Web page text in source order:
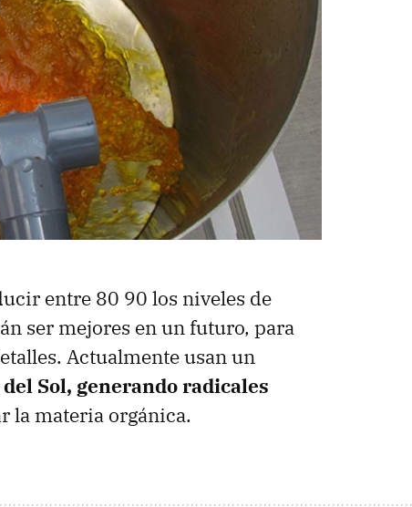
entre 80 90 los niveles de
ser mejores en un futuro, para
Actualmente usan un
Sol, generando radicales
la materia orgánica.